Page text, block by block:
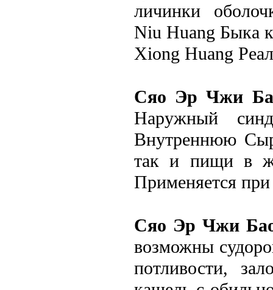
личинки
Niu Huang Быка
Xiong Huang
Сяо Эр Чжи
Наружный
Внутреннюю
так и пищи в
Применяется при
Сяо Эр Чжи
возможны
потливости,